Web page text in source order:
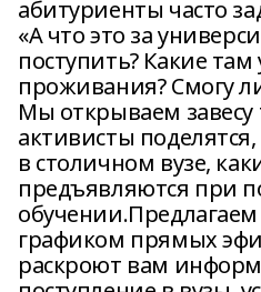
абитуриенты часто
«А что это за
поступить? Какие там
проживания? Смогу
Мы открываем
активисты поделятся,
в столичном вузе,
предъявляются при
графиком прямых
раскроют вам